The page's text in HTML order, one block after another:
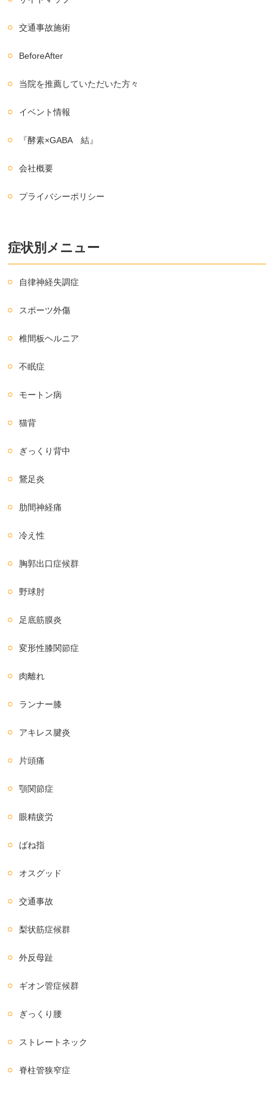
交通事故施術
BeforeAfter
当院を推薦していただいた方々
イベント情報
『酵素×GABA 結』
会社概要
プライバシーポリシー
症状別メニュー
自律神経失調症
スポーツ外傷
椎間板ヘルニア
不眠症
モートン病
猫背
ぎっくり背中
鵞足炎
肋間神経痛
冷え性
胸郭出口症候群
野球肘
足底筋膜炎
変形性膝関節症
肉離れ
ランナー膝
アキレス腱炎
片頭痛
顎関節症
眼精疲労
ばね指
オスグッド
交通事故
梨状筋症候群
外反母趾
ギオン管症候群
ぎっくり腰
ストレートネック
脊柱管狭窄症